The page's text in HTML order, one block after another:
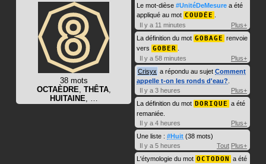
38 mots
OCTAÈDRE THÊTA,
HUITAINE
Le mot-dièse #UnitéDeMesure a été
appliqué au mot COUDÉE
Il y a 11 minutes
Plus+
La définition du mot GOBAGE renvoie
vers GOBER
Il y a 58 minutes
Plus+
Crisyx a répondu au sujet Comment
appelle t-on les ronds d'eau?
Il y a 3 heures
Plus+
La définition du mot DORIQUE a été
remaniée.
Il y a 4 heures
Plus+
Une liste : #Huit (38 mots)
Il y a 5 heures
Tout Plus+
L'étymologie du mot OCTODON a été